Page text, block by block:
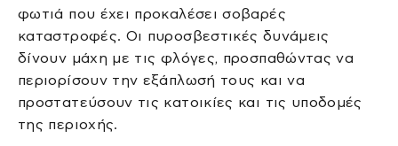
φωτιά που έχει προκαλέσει σοβαρές
καταστροφές. Οι πυροσβεστικές δυνάμεις
δίνουν μάχη με τις φλόγες, προσπαθώντας να
περιορίσουν την εξάπλωσή τους και να
προστατεύσουν τις κατοικίες και τις υποδομές
της περιοχής.